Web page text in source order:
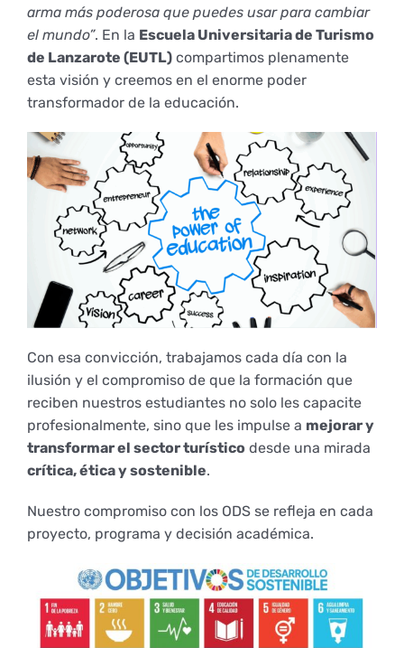
Comisiones
Personal
Empresas
Coordinador y tutores
Renovación acreditación
Memoria verificación
Informes
Impresos y formularios
Documentos
Impresos y formularios
Correo institucional
Delegación de Estudiantes
Estatuto estudiante universitario
Plan de acción tutorial
Programa Mentor
Derechos y deberes
Representantes
Primer Encuentro (2025)
Edición 2025 (UVL 2025)
Edición 2026 (UVL 2026)
arma más poderosa que puedes usar para cambiar
el mundo”. En la Escuela Universitaria de Turismo
de Lanzarote (EUTL) compartimos plenamente
esta visión y creemos en el enorme poder
transformador de la educación.
Con esa convicción, trabajamos cada día con la
ilusión y el compromiso de que la formación que
reciben nuestros estudiantes no solo les capacite
profesionalmente, sino que les impulse a mejorar y
transformar el sector turístico desde una mirada
crítica, ética y sostenible.
Nuestro compromiso con los ODS se refleja en cada
proyecto, programa y decisión académica.